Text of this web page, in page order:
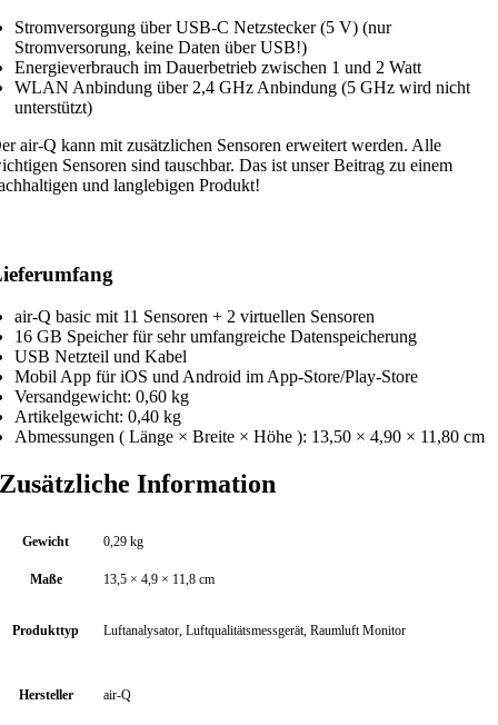
Stromversorgung über USB-C Netzstecker (5 V) (nur
Stromversorung, keine Daten über USB!)
Energieverbrauch im Dauerbetrieb zwischen 1 und 2 Watt
WLAN Anbindung über 2,4 GHz Anbindung (5 GHz wird nicht
unterstützt)
air-Q kann mit zusätzlichen Sensoren erweitert werden. Alle
Sensoren sind tauschbar. Das ist unser Beitrag zu einem
und langlebigen Produkt!
air-Q basic mit 11 Sensoren + 2 virtuellen Sensoren
16 GB Speicher für sehr umfangreiche Datenspeicherung
USB Netzteil und Kabel
Mobil App für iOS und Android im App-Store/Play-Store
Versandgewicht: 0,60 kg
Artikelgewicht: 0,40 kg
Abmessungen ( Länge × Breite × Höhe ): 13,50 × 4,90 × 11,80 cm
Zusätzliche Information
Gewicht 0,29 kg
Maße 13,5 × 4,9 × 11,8 cm
Produkttyp Luftanalysator, Luftqualitätsmessgerät, Raumluft Monitor
Hersteller air-Q